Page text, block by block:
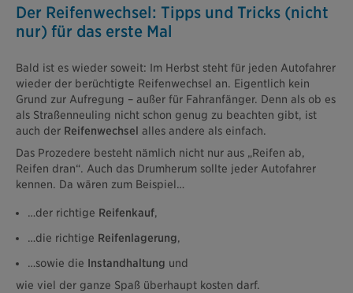
Der Reifenwechsel: Tipps und Tricks (nicht
nur) für das erste Mal
Bald ist es wieder soweit: Im Herbst steht für jeden Autofahrer
wieder der berüchtigte Reifenwechsel an. Eigentlich kein
Grund zur Aufregung – außer für Fahranfänger. Denn als ob es
als Straßenneuling nicht schon genug zu beachten gibt, ist
auch der Reifenwechsel alles andere als einfach.
Das Prozedere besteht nämlich nicht nur aus „Reifen ab,
Reifen dran“. Auch das Drumherum sollte jeder Autofahrer
kennen. Da wären zum Beispiel…
…der richtige Reifenkauf,
…die richtige Reifenlagerung,
…sowie die Instandhaltung und
wie viel der ganze Spaß überhaupt kosten darf.